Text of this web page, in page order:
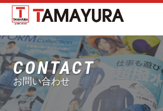
CONTACT
お問い合わせ